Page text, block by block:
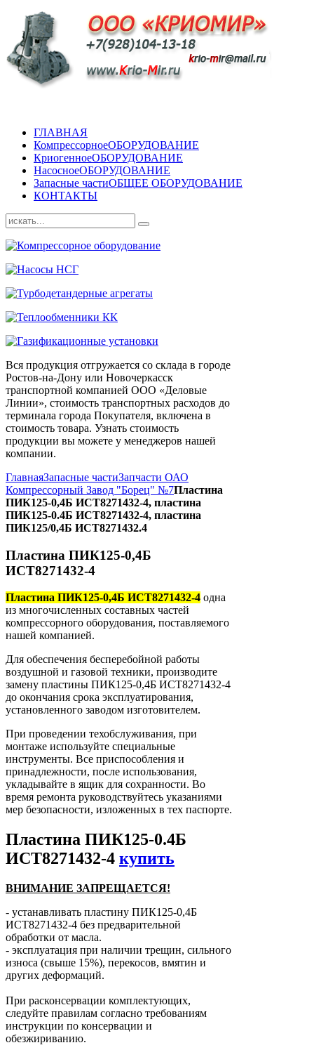
ГЛАВНАЯ
КомпрессорноеОБОРУДОВАНИЕ
КриогенноеОБОРУДОВАНИЕ
НасосноеОБОРУДОВАНИЕ
Запасные частиОБЩЕЕ ОБОРУДОВАНИЕ
КОНТАКТЫ
Вся продукция отгружается со склада в городе
Ростов-на-Дону или Новочеркасск
транспортной компанией ООО «Деловые
Линии», стоимость транспортных расходов до
терминала города Покупателя, включена в
стоимость товара. Узнать стоимость
продукции вы можете у менеджеров нашей
компании.
ГлавнаяЗапасные частиЗапчасти ОАО
Компрессорный Завод "Борец" №7Пластина
ПИК125-0,4Б ИСТ8271432-4, пластина
ПИК125-0.4Б ИСТ8271432-4, пластина
ПИК125/0,4Б ИСТ8271432.4
Пластина ПИК125-0,4Б
ИСТ8271432-4
Пластина ПИК125-0,4Б ИСТ8271432-4 одна
из многочисленных составных частей
компрессорного оборудования, поставляемого
нашей компанией.
Для обеспечения бесперебойной работы
воздушной и газовой техники, производите
замену пластины ПИК125-0,4Б ИСТ8271432-4
до окончания срока эксплуатирования,
установленного заводом изготовителем.
При проведении техобслуживания, при
монтаже используйте специальные
инструменты. Все приспособления и
принадлежности, после использования,
укладывайте в ящик для сохранности. Во
время ремонта руководствуйтесь указаниями
мер безопасности, изложенных в тех паспорте.
Пластина ПИК125-0.4Б
ИСТ8271432-4 купить
ВНИМАНИЕ ЗАПРЕЩАЕТСЯ!
- устанавливать пластину ПИК125-0,4Б
ИСТ8271432-4 без предварительной
обработки от масла.
- эксплуатация при наличии трещин, сильного
износа (свыше 15%), перекосов, вмятин и
других деформаций.
При расконсервации комплектующих,
следуйте правилам согласно требованиям
инструкции по консервации и
обезжириванию.